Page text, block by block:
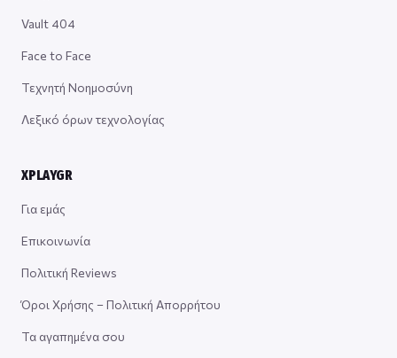
Vault 404
Face to Face
Τεχνητή Νοημοσύνη
Λεξικό όρων τεχνολογίας
XPLAYGR
Για εμάς
Επικοινωνία
Πολιτική Reviews
Όροι Χρήσης – Πολιτική Απορρήτου
Τα αγαπημένα σου